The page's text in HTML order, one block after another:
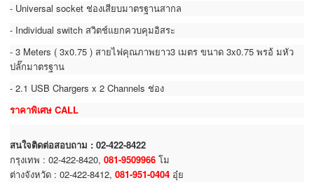
- Universal socket ช่องเสียบมาตรฐานสากล
- Individual switch สวิตช์แยกควบคุมอิสระ
- 3 Meters ( 3x0.75 ) สายไฟคุณภาพยาว3 เมตร ขนาด 3x0.75 พรอ้ มหัว
ปลั๊กมาตรฐาน
- 2.1 USB Chargers x 2 Channels ช่อง
ราคาพิเศษ CALL
สนใจติดต่อสอบถาม : 02-422-8422
กรุงเทพ : 02-422-8420,081-9509966 โม
ต่างจังหวัด : 02-422-8412,081-951-0404 อุ๋ย